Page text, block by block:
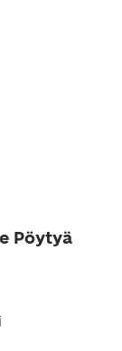
Pöytyä